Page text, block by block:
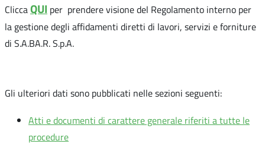
CliccaQUI per prendere visione del Regolamento interno per
la gestione degli affidamenti diretti di lavori, servizi e forniture
di S.A.BA.R. S.p.A.
Gli ulteriori dati sono pubblicati nelle sezioni seguenti:
Atti e documenti di carattere generale riferiti a tutte le
procedure